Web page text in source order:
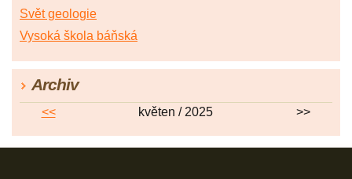
Svět geologie
Vysoká škola báňská
Archiv
<< květen / 2025 >>